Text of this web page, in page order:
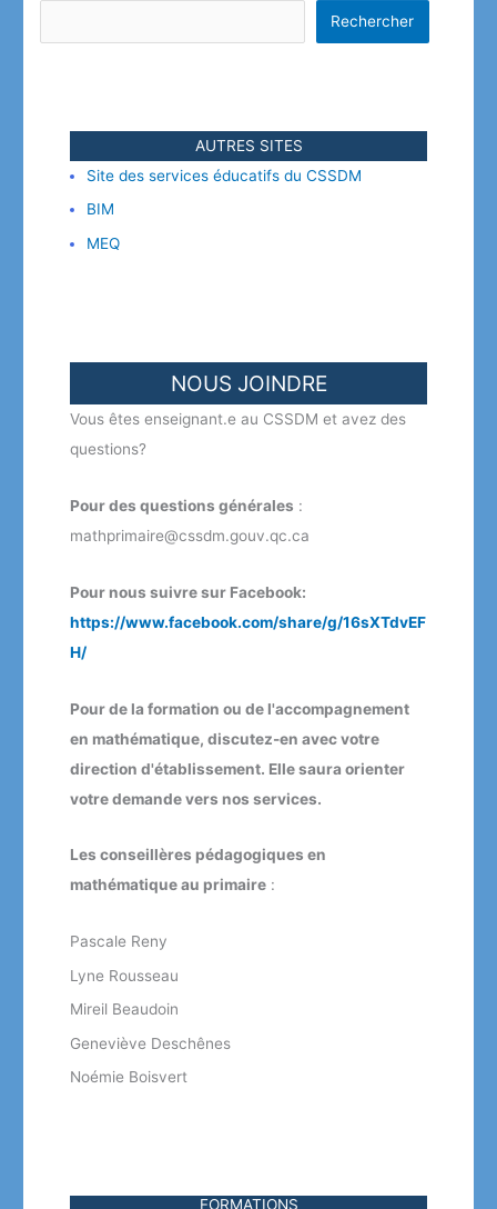
Rechercher
AUTRES SITES
Site des services éducatifs du CSSDM
BIM
MEQ
NOUS JOINDRE
Vous êtes enseignant.e au CSSDM et avez des
questions?
Pour des questions générales :
mathprimaire@cssdm.gouv.qc.ca
Pour nous suivre sur Facebook:
https://www.facebook.com/share/g/16sXTdvEF
H/
Pour de la formation ou de l'accompagnement
en mathématique, discutez-en avec votre
direction d'établissement. Elle saura orienter
votre demande vers nos services.
Les conseillères pédagogiques en
mathématique au primaire :
Pascale Reny
Lyne Rousseau
Mireil Beaudoin
Geneviève Deschênes
Noémie Boisvert
FORMATIONS